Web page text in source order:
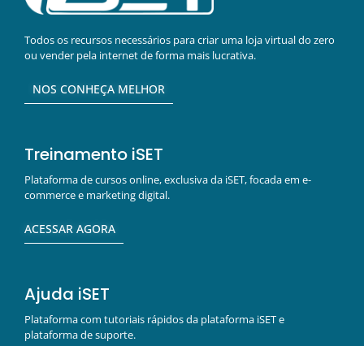
Todos os recursos necessários para criar uma loja virtual do zero
ou vender pela internet de forma mais lucrativa.
NOS CONHEÇA MELHOR
Treinamento iSET
Plataforma de cursos online, exclusiva da iSET, focada em e-
commerce e marketing digital.
ACESSAR AGORA
Ajuda iSET
Plataforma com tutoriais rápidos da plataforma iSET e
plataforma de suporte.